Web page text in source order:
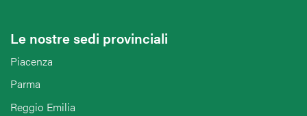
Le nostre sedi provinciali
Piacenza
Parma
Reggio Emilia